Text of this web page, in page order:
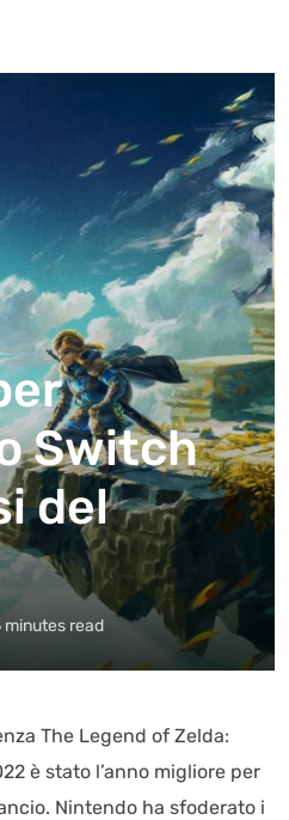
Switch
del
minutes read
The Legend of Zelda:
è stato l’anno migliore per
Nintendo ha sfoderato i